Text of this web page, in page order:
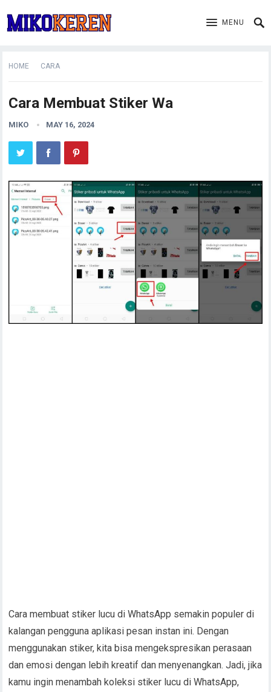
MENU
HOME CARA
Cara Membuat Stiker Wa
MIKO MAY 16, 2024
Cara membuat stiker lucu di WhatsApp semakin populer di
kalangan pengguna aplikasi pesan instan ini. Dengan
menggunakan stiker, kita bisa mengekspresikan perasaan
dan emosi dengan lebih kreatif dan menyenangkan. Jadi, jika
kamu ingin menambah koleksi stiker lucu di WhatsApp,